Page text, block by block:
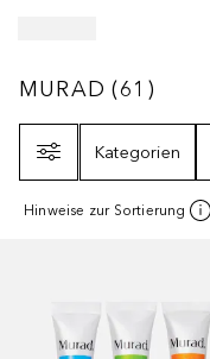
MURAD61
MURAD (61 )
Kategorien
Hinweise zur Sortierung